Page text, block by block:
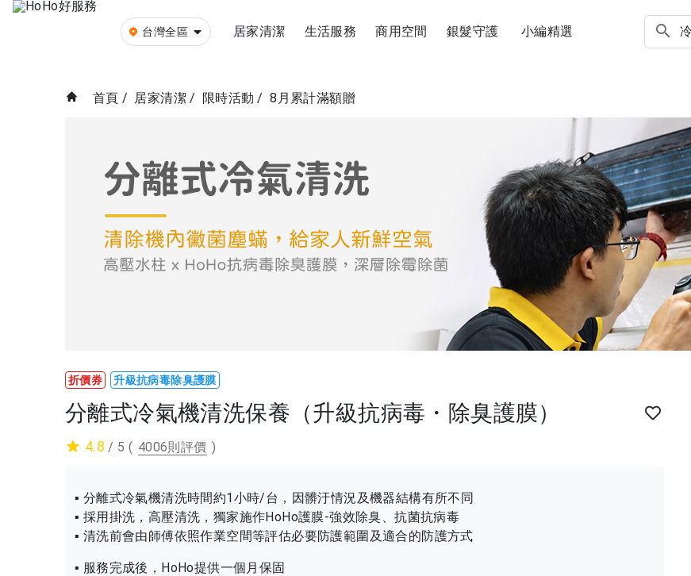
台灣全區 居家清潔 生活服務 商用空間 銀髮守護 小編精選
首頁 / 居家清潔 / 限時活動 / 8月累計滿額贈
折價券 升級抗病毒除臭護膜
分離式冷氣機清洗保養（升級抗病毒・除臭護膜）
4.8 / 5 ( 4006則評價 )
▪ 分離式冷氣機清洗時間約1小時/台，因髒汙情況及機器結構有所不同
▪ 採用掛洗，高壓清洗，獨家施作HoHo護膜-強效除臭、抗菌抗病毒
▪ 清洗前會由師傅依照作業空間等評估必要防護範圍及適合的防護方式
▪ 服務完成後，HoHo提供一個月保固